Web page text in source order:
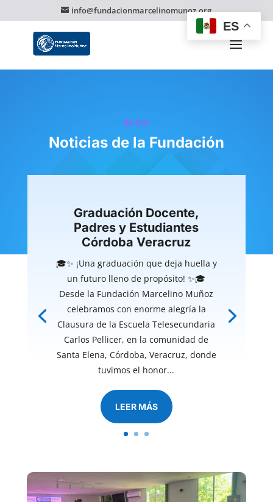
info@fundacionmarcelinomunoz.org
BLOG
Noticias de la Fundación
Graduación Docente,
Padres y Estudiantes
Córdoba Veracruz
🎓✨ ¡Una graduación que deja huella y
un futuro lleno de propósito! ✨🎓
Desde la Fundación Marcelino Muñoz
celebramos con enorme alegría la
Clausura de la Escuela Telesecundaria
Carlos Pellicer, en la comunidad de
Santa Elena, Córdoba, Veracruz, donde
tuvimos el honor...
LEER MÁS
ES